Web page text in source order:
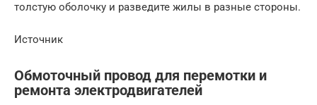
толстую оболочку и разведите жилы в разные стороны.
Источник
Обмоточный провод для перемотки и
ремонта электродвигателей